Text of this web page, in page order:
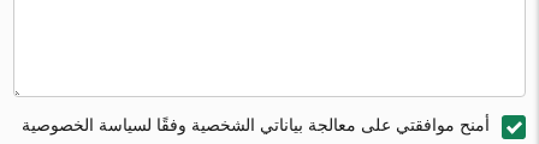
أمنح موافقتي على معالجة بياناتي الشخصية وفقًا لسياسة الخصوصية